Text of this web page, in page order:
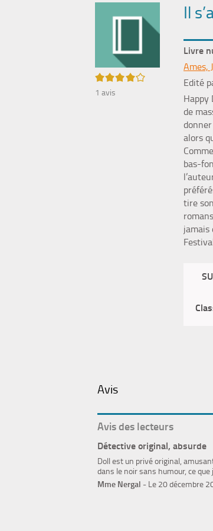
4/5
1 avis
Il
Livre
Ames,
Edité
Happy
de
alors
bas-
tire
jamais
Avis
Avis des lecteurs
Détective original, absurde
Doll est un privé original,
dans le noir sans humour, ce que
Mme Nergal - Le 20 décembre